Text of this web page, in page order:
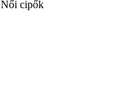
Női cipők